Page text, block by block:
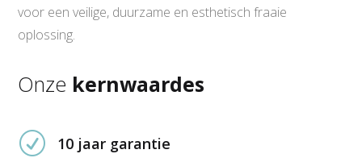
voor een veilige, duurzame en esthetisch fraaie
oplossing.
Onze kernwaardes
R 10 jaar garantie